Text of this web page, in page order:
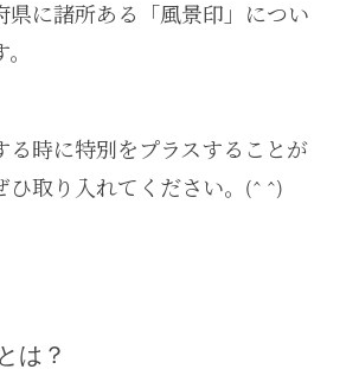
県に諸所ある「風景印」につい
る時に特別をプラスすることが
ひ取り入れてください。(^ ^)
は？